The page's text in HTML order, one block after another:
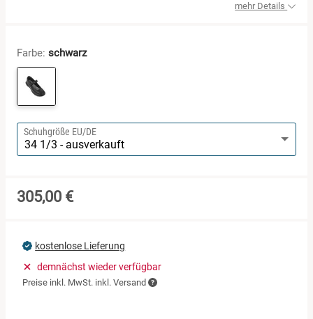
mehr Details
Farbe: schwarz
Schuhgröße EU/DE
305,00 €
kostenlose Lieferung
demnächst wieder verfügbar
Preise inkl. MwSt. inkl. Versand